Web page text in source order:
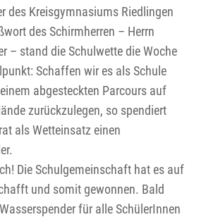
des Kreisgymnasiums Riedlingen
des Schirmherren – Herrn
– stand die Schulwette die Woche
Schaffen wir es als Schule
abgesteckten Parcours auf
zurückzulegen, so spendiert
als Wetteinsatz einen
Die Schulgemeinschaft hat es auf
und somit gewonnen. Bald
für alle SchülerInnen